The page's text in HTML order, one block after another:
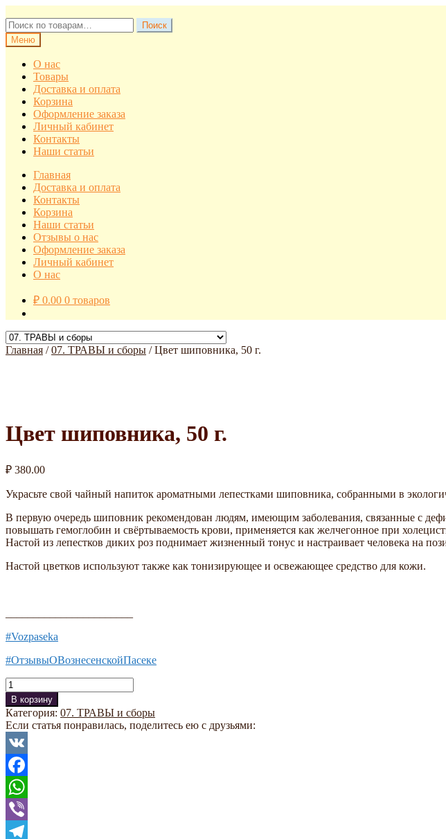
к
навигации
к
содержимому
Искать:
Поиск
Меню
О нас
Товары
Доставка и оплата
Корзина
Оформление заказа
Личный кабинет
Контакты
Наши статьи
Главная
Доставка и оплата
Контакты
Корзина
Наши статьи
Отзывы о нас
Оформление заказа
Личный кабинет
О нас
₽ 0.00 0 товаров
Главная /07. ТРАВЫ и сборы /Цвет шиповника, 50 г.
Цвет шиповника, 50 г.
₽ 380.00
Украсьте свой чайный напиток ароматными лепестками шиповника, собранными в
В первую очередь шиповник рекомендован людям, имеющим заболевания, связанные с
повышать гемоглобин и свёртываемость крови, применяется как желчегонное при
Настой из лепестков диких роз поднимает жизненный тонус и настраивает человека на
Настой цветков используют также как тонизирующее и освежающее средство для кожи.
#Vozpaseka
#ОтзывыОВознесенскойПасеке
Количество
В корзину
Категория: 07. ТРАВЫ и сборы
Если статья понравилась, поделитесь ею с друзьями:
VK
Facebook
WhatsApp
Viber